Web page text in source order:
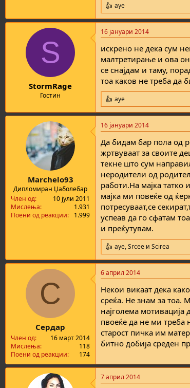
R
e
a
c
i
o
s
:
aye
S
StormRage
Гостин
16 јануари 2014
искрено не дека сум
малтретирање и ова
се снајдам и таму,
тоа каков не треба да
R
e
a
c
i
o
n
s
:
aye
Marchelo93
Дипломиран Џаболебар
Член од
10 јули 2011
Мислења
1.931
Поени од реакции
1.999
16 јануари 2014
Да бидам бар пола од
жртвуваат за своите
текне што сум
неродители од
работи.На мајка
мајка ми повеќе од
потресуваат,се
успеав да го сфатам
и преќутувам.
R
e
a
c
i
o
n
s
:
aye,Srcee и Scirea
С
Сердар
Член од
16 март 2014
Мислења
118
Поени од реакции
174
6 април 2014
Некои викаат дека
среќа. Не знам за тоа.
најголема
пвоеќе да не ми треба
старост пичка им
битно добија среден
7 април 2014